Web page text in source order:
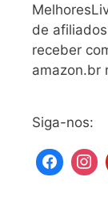
de
receber
amazon.br
Siga-nos: